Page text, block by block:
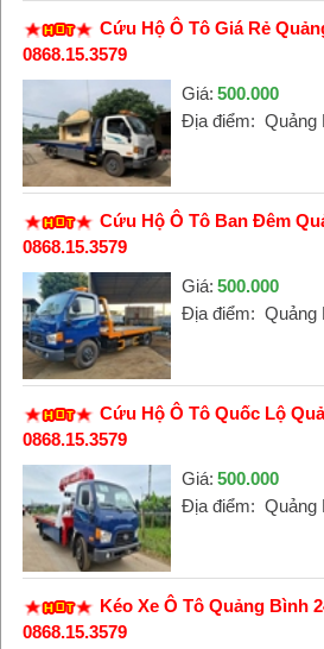
Cứu Hộ Ô Tô Giá Rẻ
0868.15.3579
Giá: 500.000
Địa điểm: Quảng
Cứu Hộ Ô Tô Ban Đêm
0868.15.3579
Giá: 500.000
Địa điểm: Quảng
Cứu Hộ Ô Tô Quốc Lộ
0868.15.3579
Giá: 500.000
Địa điểm: Quảng
Kéo Xe Ô Tô Quảng Bình
0868.15.3579